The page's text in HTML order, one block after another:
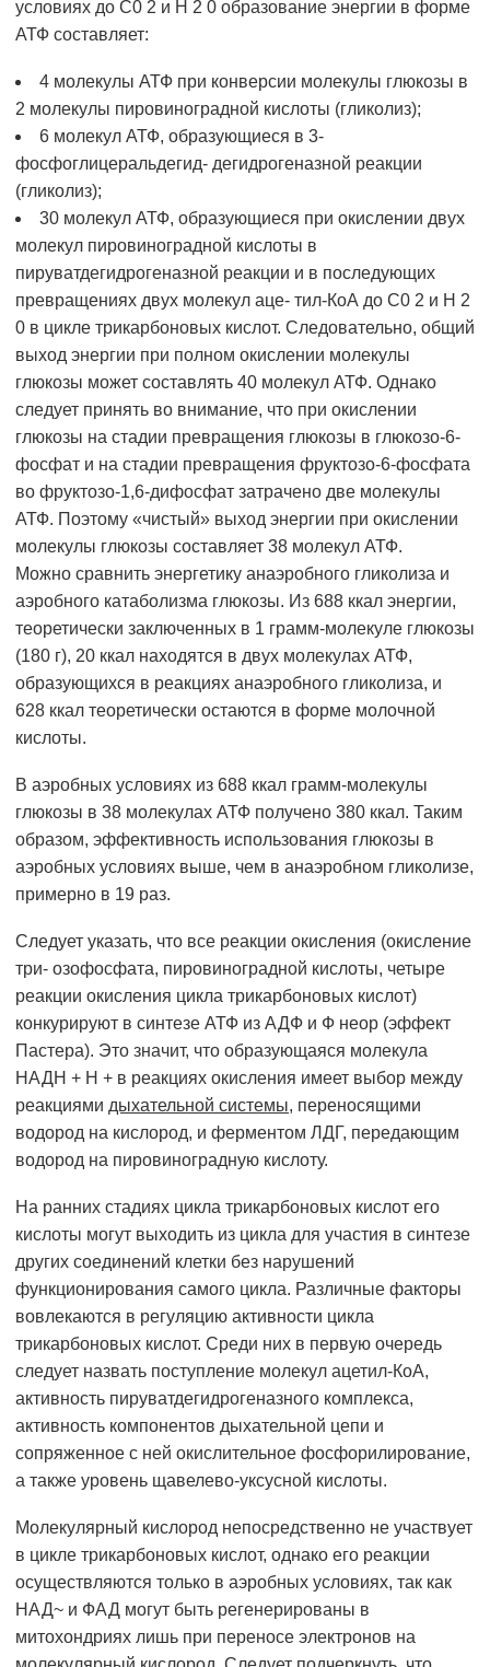
условиях до С0 2 и Н 2 0 образование энергии в форме
АТФ составляет:
4 молекулы АТФ при конверсии молекулы глюкозы в
2 молекулы пировиноградной кислоты (гликолиз);
6 молекул АТФ, образующиеся в 3-
фосфоглицеральдегид- дегидрогеназной реакции
(гликолиз);
30 молекул АТФ, образующиеся при окислении двух
молекул пировиноградной кислоты в
пируватдегидрогеназной реакции и в последующих
превращениях двух молекул аце- тил-КоА до С0 2 и Н 2
0 в цикле трикарбоновых кислот. Следовательно, общий
выход энергии при полном окислении молекулы
глюкозы может составлять 40 молекул АТФ. Однако
следует принять во внимание, что при окислении
глюкозы на стадии превращения глюкозы в глюкозо-6-
фосфат и на стадии превращения фруктозо-6-фосфата
во фруктозо-1,6-дифосфат затрачено две молекулы
АТФ. Поэтому «чистый» выход энергии при окислении
молекулы глюкозы составляет 38 молекул АТФ.
Можно сравнить энергетику анаэробного гликолиза и
аэробного катаболизма глюкозы. Из 688 ккал энергии,
теоретически заключенных в 1 грамм-молекуле глюкозы
(180 г), 20 ккал находятся в двух молекулах АТФ,
образующихся в реакциях анаэробного гликолиза, и
628 ккал теоретически остаются в форме молочной
кислоты.
В аэробных условиях из 688 ккал грамм-молекулы
глюкозы в 38 молекулах АТФ получено 380 ккал. Таким
образом, эффективность использования глюкозы в
аэробных условиях выше, чем в анаэробном гликолизе,
примерно в 19 раз.
Следует указать, что все реакции окисления (окисление
три- озофосфата, пировиноградной кислоты, четыре
реакции окисления цикла трикарбоновых кислот)
конкурируют в синтезе АТФ из АДФ и Ф неор (эффект
Пастера). Это значит, что образующаяся молекула
НАДН + Н + в реакциях окисления имеет выбор между
реакциями дыхательной системы, переносящими
водород на кислород, и ферментом ЛДГ, передающим
водород на пировиноградную кислоту.
На ранних стадиях цикла трикарбоновых кислот его
кислоты могут выходить из цикла для участия в синтезе
других соединений клетки без нарушений
функционирования самого цикла. Различные факторы
вовлекаются в регуляцию активности цикла
трикарбоновых кислот. Среди них в первую очередь
следует назвать поступление молекул ацетил-КоА,
активность пируватдегидрогеназного комплекса,
активность компонентов дыхательной цепи и
сопряженное с ней окислительное фосфорилирование,
а также уровень щавелево-уксусной кислоты.
Молекулярный кислород непосредственно не участвует
в цикле трикарбоновых кислот, однако его реакции
осуществляются только в аэробных условиях, так как
НАД~ и ФАД могут быть регенерированы в
митохондриях лишь при переносе электронов на